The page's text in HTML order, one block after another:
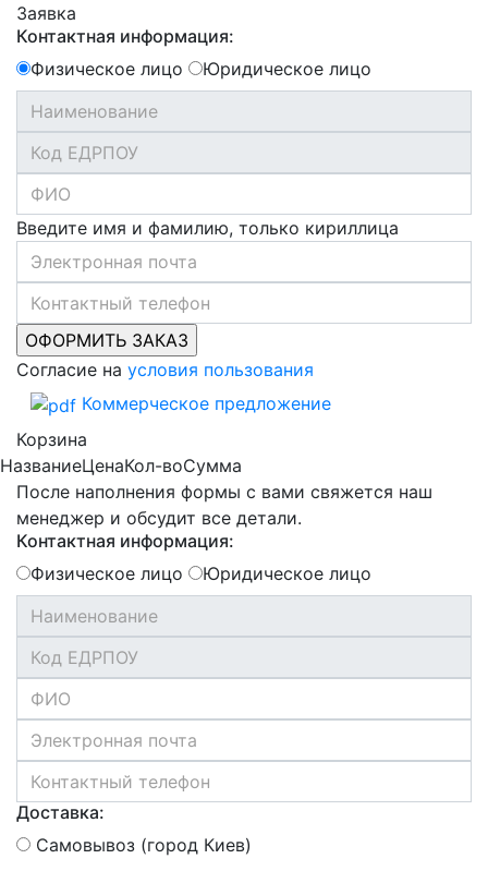
Заявка
Контактная информация:
Физическое лицо
Юридическое лицо
Введите имя и фамилию, только кириллица
Согласие на условия пользования
Коммерческое предложение
Корзина
НазваниеЦенаКол-воСумма
После наполнения формы с вами свяжется наш
менеджер и обсудит все детали.
Контактная информация:
Физическое лицо
Юридическое лицо
Доставка:
Самовывоз (город Киев)